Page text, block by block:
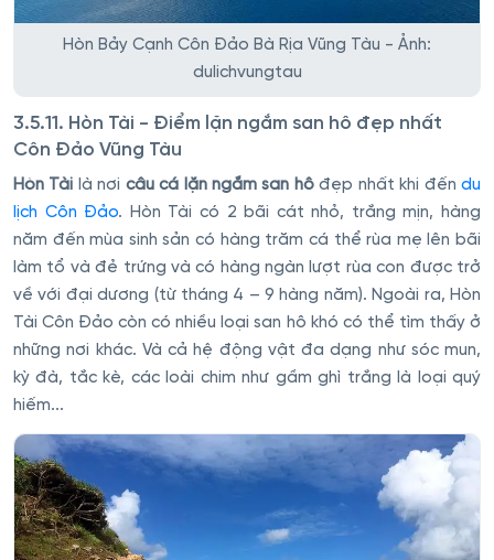
Hòn Bảy Cạnh Côn Đảo Bà Rịa Vũng Tàu - Ảnh:
dulichvungtau
3.5.11. Hòn Tài - Điểm lặn ngắm san hô đẹp nhất
Côn Đảo Vũng Tàu
Hòn Tài là nơi câu cá lặn ngắm san hôđẹp nhất khi đếndu
lịch Côn Đảo. Hòn Tài có 2 bãi cát nhỏ, trắng mịn, hàng
năm đến mùa sinh sản có hàng trăm cá thể rùa mẹ lên bãi
làm tổ và đẻ trứng và có hàng ngàn lượt rùa con được trở
về với đại dương (từ tháng 4 – 9 hàng năm). Ngoài ra, Hòn
Tài Côn Đảo còn có nhiều loại san hô khó có thể tìm thấy ở
những nơi khác. Và cả hệ động vật đa dạng như sóc mun,
kỳ đà, tắc kè, các loài chim như gầm ghì trắng là loại quý
hiếm...